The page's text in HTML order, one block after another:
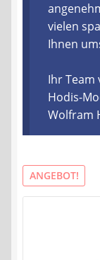
Elektro- und
Vereine &
Kontakt
AGB
vielen
Ihnen
Ihr Team
Hodis-
Wolfram
ANGEBOT!